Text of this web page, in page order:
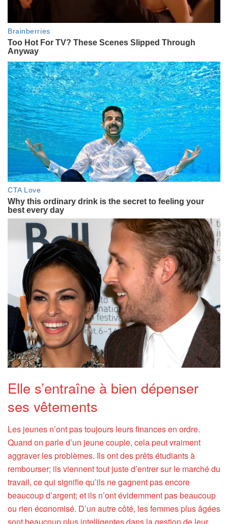
Elle s’entraîne à bien dépenser
ses vêtements
Les jeunes n’ont pas toujours leurs finances en ordre.
Quand on parle d’un jeune couple, cela peut vraiment
aggraver les problèmes. Ils ont des prêts étudiants à
rembourser; ils viennent tout juste d’entrer sur le marché du
travail, ce qui signifie qu’ils ne gagnent pas encore
beaucoup d’argent; et ils n’ont évidemment pas beaucoup
ou rien économisé. D’un autre côté, les femmes plus âgées